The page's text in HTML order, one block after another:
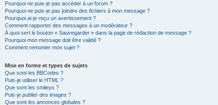
Pourquoi ne puis-je pas accéder à un forum ?
Pourquoi ne puis-je pas joindre des fichiers à mon message ?
Pourquoi ai-je reçu un avertissement ?
Comment rapporter des messages à un modérateur ?
À quoi sert le bouton « Sauvegarder » dans la page de rédaction de message ?
Pourquoi mon message doit être validé ?
Comment remonter mon sujet ?
Mise en forme et types de sujets
Que sont les BBCodes ?
Puis-je utiliser le HTML ?
Que sont les smileys ?
Puis-je publier des images ?
Que sont les annonces globales ?